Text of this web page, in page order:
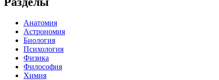
Анатомия
Астрономия
Биология
Психология
Физика
Философия
Химия